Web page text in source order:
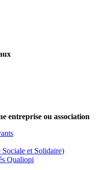
entreprise ou association
Sociale et Solidaire)
Qualiopi